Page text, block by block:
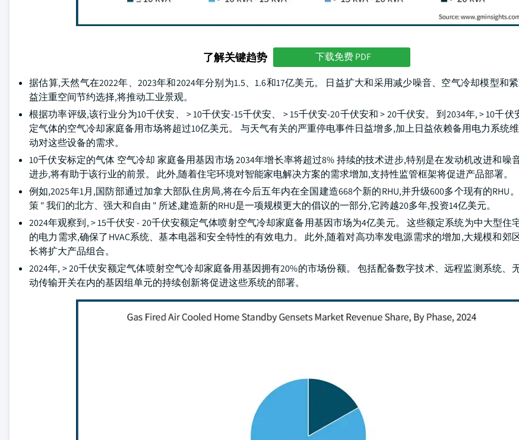
了解关键趋势 下载免费 PDF
据估算,天然气在2022年、2023年和2024年分别为1.5、1.6和17亿美元。 日益扩大和采用减少噪音、空气冷却模型和
益注重空间节约选择,将推动工业景观。
根据功率评级,该行业分为10千伏安、 > 10千伏安-15千伏安、 > 15千伏安-20千伏安和 > 20千伏安。 到2034年, > 10千伏
定气体的空气冷却家庭备用市场将超过10亿美元。 与天气有关的严重停电事件日益增多,加上日益依赖备用电力系统
动对这些设备的需求。
10千伏安标定的气体 空气冷却 家庭备用基因市场 2034年增长率将超过8% 持续的技术进步,特别是在发动机改进和噪
进步,将有助于该行业的前景。 此外,随着住宅环境对智能家电解决方案的需求增加,支持性监管框架将促进产品部署。
例如,2025年1月,国防部通过加拿大部队住房局,将在今后五年内在全国建造668个新的RHU,并升级600多个现有的RHU
策 " 我们的北方、强大和自由 " 所述,建造新的RHU是一项规模更大的倡议的一部分,它跨越20多年,投资14亿美元。
2024年观察到, > 15千伏安 - 20千伏安额定气体喷射空气冷却家庭备用基因市场为4亿美元。 这些额定系统为中大型住
的电力需求,确保了HVAC系统、基本电器和安全特性的有效电力。 此外,随着对高功率发电源需求的增加,大规模和郊
长将扩大产品组合。
2024年, > 20千伏安额定气体喷射空气冷却家庭备用基因拥有20%的市场份额。 包括配备数字技术、远程监测系统、
动传输开关在内的基因组单元的持续创新将促进这些系统的部署。